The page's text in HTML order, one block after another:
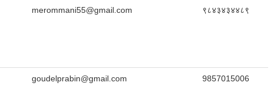
merommani55@gmail.com ९८४३४३४४८९
goudelprabin@gmail.com 9857015006